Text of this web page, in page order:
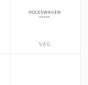
VAG